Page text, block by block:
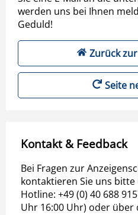
werden uns bei Ihnen
Geduld!
Zurück
Seite
Kontakt & Feedback
Bei Fragen zur
kontaktieren Sie uns
Hotline: +49 (0) 40 688
Uhr 16:00 Uhr) oder über